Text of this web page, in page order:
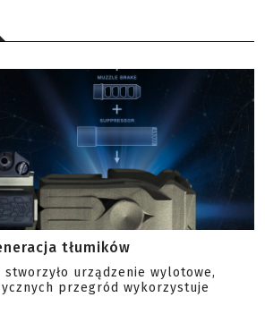
tłumików
urządzenie wylotowe,
przegród wykorzystuje